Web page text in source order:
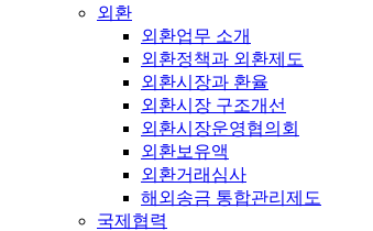
외환
외환업무 소개
외환정책과 외환제도
외환시장과 환율
외환시장 구조개선
외환시장운영협의회
외환보유액
외환거래심사
해외송금 통합관리제도
국제협력